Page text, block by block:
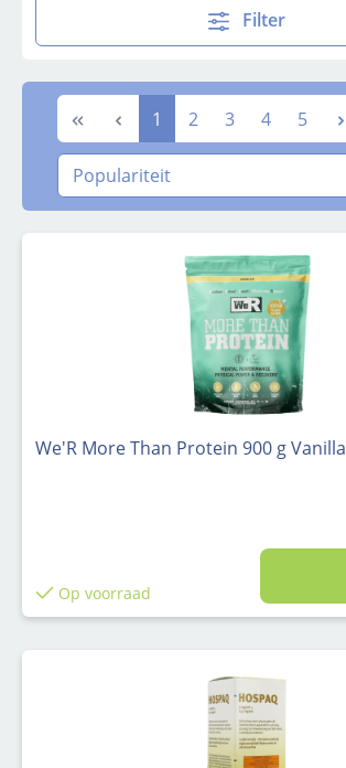
Filter
Pagina
1 Pagina
2 Pagina
3 Pagina
4 Pagina
5
We'R More Than Protein 900 g Vanilla
Op voorraad